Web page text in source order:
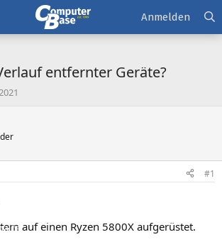
Anmelden
entfernter Geräte?
#1
auf einen Ryzen 5800X aufgerüstet.